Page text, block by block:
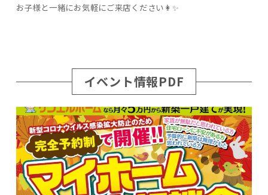
お子様と一緒にお気軽にご来店ください👩✨
イベント情報PDF